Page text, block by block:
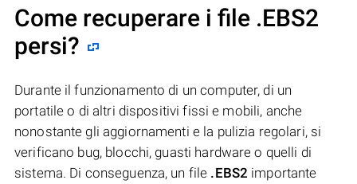
Come recuperare i file .EBS2
persi?
Durante il funzionamento di un computer, di un
portatile o di altri dispositivi fissi e mobili, anche
nonostante gli aggiornamenti e la pulizia regolari, si
verificano bug, blocchi, guasti hardware o quelli di
sistema. Di conseguenza, un file .EBS2 importante